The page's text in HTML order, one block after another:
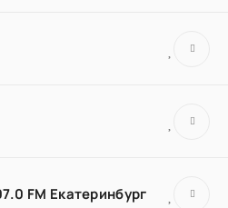
FM Екатеринбург